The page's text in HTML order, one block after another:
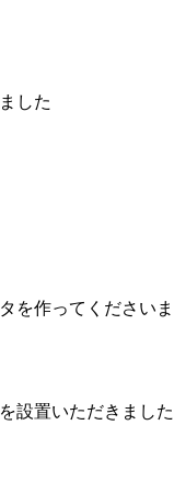
した
を作ってください
設置いただきました